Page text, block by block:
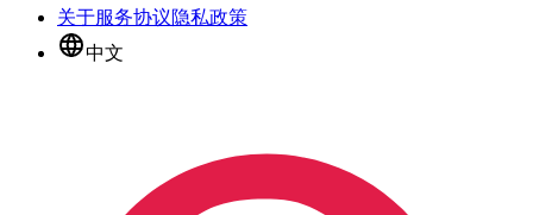
关于服务协议隐私政策
中文